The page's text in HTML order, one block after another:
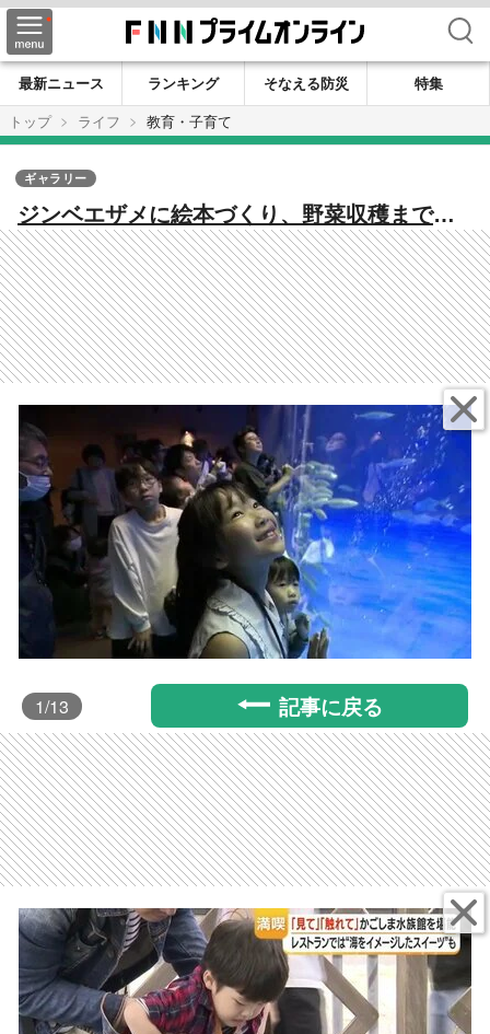
検索
最新ニュース ランキング そなえる防災
特集
トップ
ライフ 教育・子育て
ジンベエザメに絵本づくり、野菜収穫まで
子どもが夢中になったGW鹿児島の体験スポッ
ト3選
ギャラリー
1/13 記事に戻る